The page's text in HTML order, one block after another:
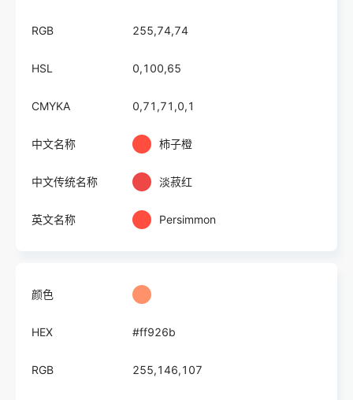
RGB 255,74,74
HSL 0,100,65
CMYKA 0,71,71,0,1
中文名称 柿子橙
中文传统名称 淡菽红
英文名称 Persimmon
颜色
HEX #ff926b
RGB 255,146,107